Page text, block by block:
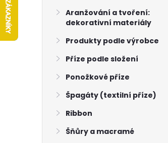
Aranžování a tvoření:
dekorativní materiály
Produkty podle výrobce
Příze podle složení
Ponožkové příze
Špagáty (textilní příze)
Ribbon
Šňůry a macramé